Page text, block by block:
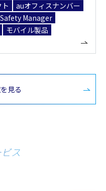
auオフィスナンバー
Manager
モバイル製品
見る
ス